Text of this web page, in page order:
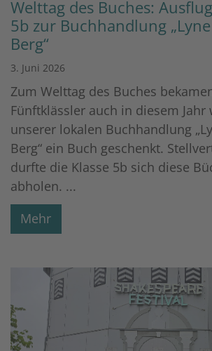
Welttag des Buches:
5b zur Buchhandlung
Berg“
3. Juni 2026
Zum Welttag des Buches
Fünftklässler auch in diesem Jahr
unserer lokalen Buchhandlung
Berg“ ein Buch geschenkt.
durfte die Klasse 5b sich diese
abholen. ...
Mehr